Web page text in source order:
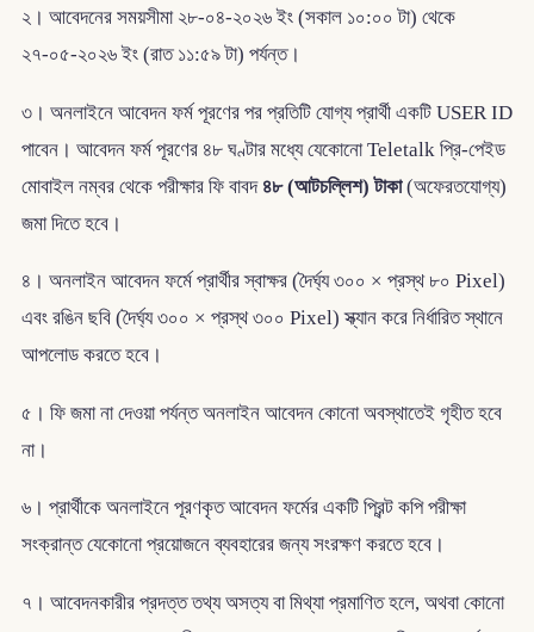
২। আবেদনের সময়সীমা ২৮-০৪-২০২৬ ইং (সকাল ১০:০০ টা) থেকে
২৭-০৫-২০২৬ ইং (রাত ১১:৫৯ টা) পর্যন্ত।
৩। অনলাইনে আবেদন ফর্ম পূরণের পর প্রতিটি যোগ্য প্রার্থী একটি USER ID
পাবেন। আবেদন ফর্ম পূরণের ৪৮ ঘণ্টার মধ্যে যেকোনো Teletalk প্রি-পেইড
মোবাইল নম্বর থেকে পরীক্ষার ফি বাবদ ৪৮ (আটচল্লিশ) টাকা(অফেরতযোগ্য)
জমা দিতে হবে।
৪। অনলাইন আবেদন ফর্মে প্রার্থীর স্বাক্ষর (দৈর্ঘ্য ৩০০ × প্রস্থ ৮০ Pixel)
এবং রঙিন ছবি (দৈর্ঘ্য ৩০০ × প্রস্থ ৩০০ Pixel) স্ক্যান করে নির্ধারিত স্থানে
আপলোড করতে হবে।
৫। ফি জমা না দেওয়া পর্যন্ত অনলাইন আবেদন কোনো অবস্থাতেই গৃহীত হবে
না।
৬। প্রার্থীকে অনলাইনে পূরণকৃত আবেদন ফর্মের একটি প্রিন্ট কপি পরীক্ষা
সংক্রান্ত যেকোনো প্রয়োজনে ব্যবহারের জন্য সংরক্ষণ করতে হবে।
৭। আবেদনকারীর প্রদত্ত তথ্য অসত্য বা মিথ্যা প্রমাণিত হলে, অথবা কোনো